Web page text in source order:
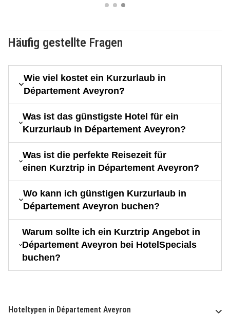
Häufig gestellte Fragen
Wie viel kostet ein Kurzurlaub in
Département Aveyron?
Was ist das günstigste Hotel für ein
Kurzurlaub in Département Aveyron?
Was ist die perfekte Reisezeit für
einen Kurztrip in Département Aveyron?
Wo kann ich günstigen Kurzurlaub in
Département Aveyron buchen?
Warum sollte ich ein Kurztrip Angebot in
Département Aveyron bei HotelSpecials
buchen?
Hoteltypen in Département Aveyron